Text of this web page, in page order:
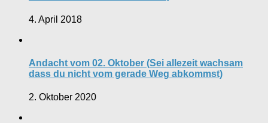
4. April 2018
Andacht vom 02. Oktober (Sei allezeit wachsam
dass du nicht vom gerade Weg abkommst)
2. Oktober 2020